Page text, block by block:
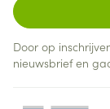
Door op
nieuwsbrief en